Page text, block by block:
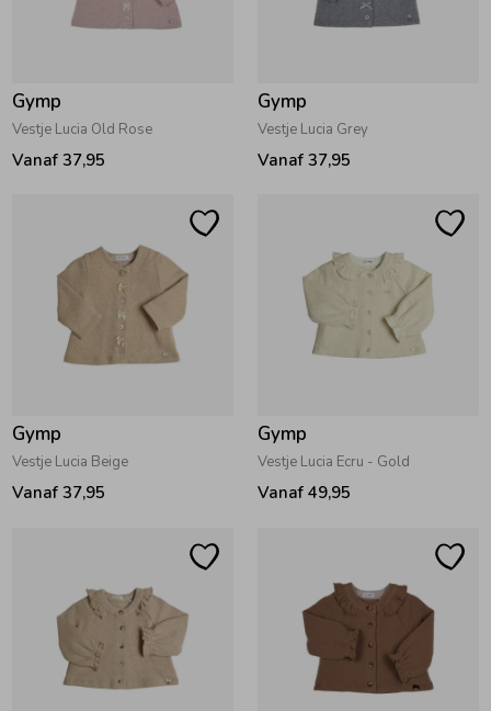
Zwemkleding
Jassen
Overhemden
Colberts & Gilets
Rompers
Regenkleding &-laarzen
Zomeraccessoires
Zwemkleding
Jassen
Overhemden
Jurken
Jumpsuits
Blazers & Gilets
Leggings
Cadeaubonnen
Haaraccessoires
Babyaccessoires
Verzorgingsproducten
Winteraccessoires
Winterjassen
Zomerjassen
Zwemvesten & Zwembandjes
Winterjassen
Zomerjassen
Gymp
Vestje Lucia Old Rose
Vanaf 37,95
Gymp
Vestje Lucia Grey
Vanaf 37,95
Gymp
Vestje Lucia Beige
Vanaf 37,95
Gymp
Vestje Lucia Ecru - Gold
Vanaf 49,95